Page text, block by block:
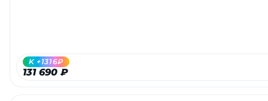
131 690 ₽
K +1316₽